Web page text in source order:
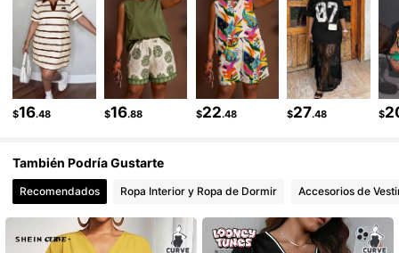
4.87 630K Seguidores
630K Seguidores
$16.48 $16.88 $22.48 $27.48 $
También Podría Gustarte
Recomendados Ropa Interior y Ropa de Dormir Accesorios de